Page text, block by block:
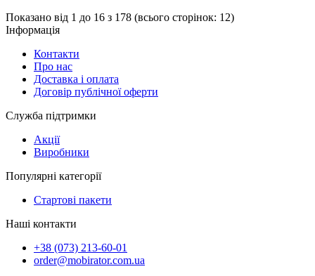
Показано від 1 до 16 з 178 (всього сторінок: 12)
Інформація
Контакти
Про нас
Доставка і оплата
Договір публічної оферти
Служба підтримки
Акції
Виробники
Популярні категорії
Стартові пакети
Наші контакти
+38 (073) 213-60-01
order@mobirator.com.ua